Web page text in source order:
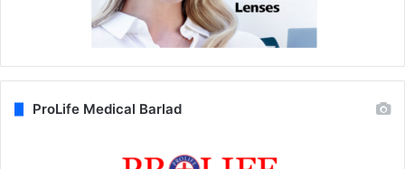
ProLife Medical Barlad